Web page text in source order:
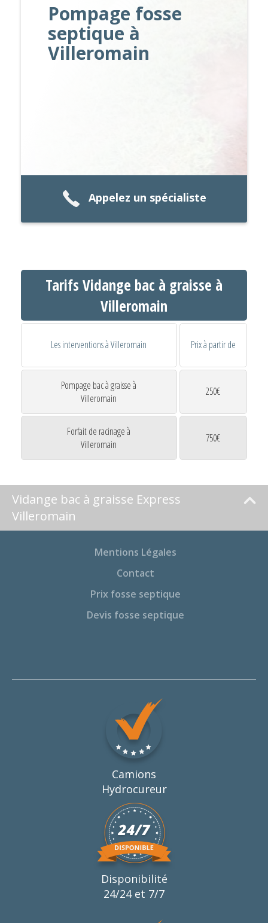
Pompage fosse
septique à
Villeromain
Appelez un spécialiste
Tarifs Vidange bac à graisse à
Villeromain
Les interventions à Villeromain Prix à partir de
Pompage bac à graisse à
Villeromain
250€
Forfait de racinage à
Villeromain
750€
Vidange bac à graisse Express
Villeromain
Mentions Légales
Contact
Prix fosse septique
Devis fosse septique
Camions
Hydrocureur
Disponibilité
24/24 et 7/7